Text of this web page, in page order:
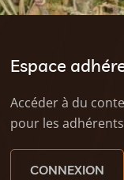
Espace
Accéder à du
pour les adhérents
CONNEXION